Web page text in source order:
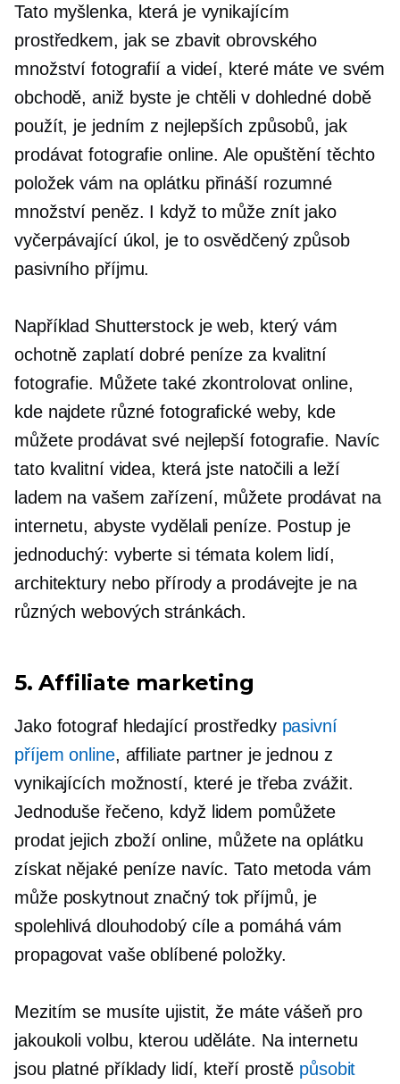
Tato myšlenka, která je vynikajícím
prostředkem, jak se zbavit obrovského
množství fotografií a videí, které máte ve svém
obchodě, aniž byste je chtěli v dohledné době
použít, je jedním z nejlepších způsobů, jak
prodávat fotografie online. Ale opuštění těchto
položek vám na oplátku přináší rozumné
množství peněz. I když to může znít jako
vyčerpávající úkol, je to osvědčený způsob
pasivního příjmu.
Například Shutterstock je web, který vám
ochotně zaplatí dobré peníze za kvalitní
fotografie. Můžete také zkontrolovat online,
kde najdete různé fotografické weby, kde
můžete prodávat své nejlepší fotografie. Navíc
tato kvalitní videa, která jste natočili a leží
ladem na vašem zařízení, můžete prodávat na
internetu, abyste vydělali peníze. Postup je
jednoduchý: vyberte si témata kolem lidí,
architektury nebo přírody a prodávejte je na
různých webových stránkách.
5. Affiliate marketing
Jako fotograf hledající prostředky pasivní
příjem online, affiliate partner je jednou z
vynikajících možností, které je třeba zvážit.
Jednoduše řečeno, když lidem pomůžete
prodat jejich zboží online, můžete na oplátku
získat nějaké peníze navíc. Tato metoda vám
může poskytnout značný tok příjmů, je
spolehlivá dlouhodobýcíle a pomáhá vám
propagovat vaše oblíbené položky.
Mezitím se musíte ujistit, že máte vášeň pro
jakoukoli volbu, kterou uděláte. Na internetu
jsou platné příklady lidí, kteří prostě působit